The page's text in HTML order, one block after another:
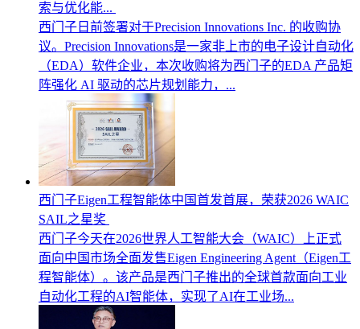
索与优化能...
西门子日前签署对于Precision Innovations Inc. 的收购协
议。Precision Innovations是一家非上市的电子设计自动化
（EDA）软件企业，本次收购将为西门子的EDA 产品矩
阵强化 AI 驱动的芯片规划能力，...
西门子Eigen工程智能体中国首发首展，荣获2026 WAIC
SAIL之星奖
西门子今天在2026世界人工智能大会（WAIC）上正式
面向中国市场全面发售Eigen Engineering Agent（Eigen工
程智能体）。该产品是西门子推出的全球首款面向工业
自动化工程的AI智能体，实现了AI在工业场...